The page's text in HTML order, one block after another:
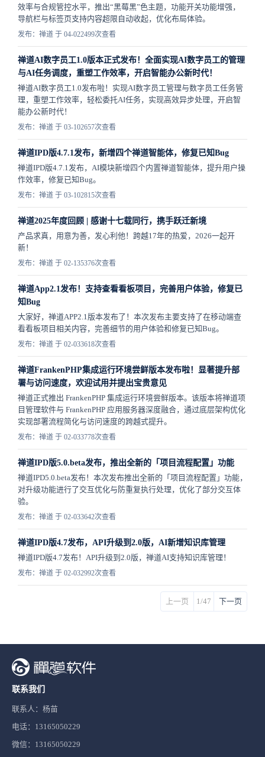
效率与合规管控水平，推出“黑莓黑”色主题，功能开关功能增强，
导航栏与标签页支持内容超限自动收起，优化布局体验。
发布：禅道 于 04-022499次查看
禅道AI数字员工1.0版本正式发布！全面实现AI数字员工的管理
与AI任务调度，重塑工作效率，开启智能办公新时代！
禅道AI数字员工1.0发布啦！实现AI数字员工管理与数字员工任务管
理，重塑工作效率，轻松委托AI任务，实现高效异步处理，开启智
能办公新时代！
发布：禅道 于 03-102657次查看
禅道IPD版4.7.1发布，新增四个禅道智能体，修复已知Bug
禅道IPD版4.7.1发布，AI模块新增四个内置禅道智能体，提升用户操
作效率，修复已知Bug。
发布：禅道 于 03-102815次查看
禅道2025年度回顾 | 感谢十七载同行，携手跃迁新境
产品求真，用意为善，发心利他！跨越17年的热爱，2026一起开
新！
发布：禅道 于 02-135376次查看
禅道App2.1发布！支持查看看板项目，完善用户体验，修复已
知Bug
大家好，禅道APP2.1版本发布了！本次发布主要支持了在移动端查
看看板项目相关内容，完善细节的用户体验和修复已知Bug。
发布：禅道 于 02-033618次查看
禅道FrankenPHP集成运行环境尝鲜版本发布啦！显著提升部
署与访问速度，欢迎试用并提出宝贵意见
禅道正式推出 FrankenPHP 集成运行环境尝鲜版本。该版本将禅道项
目管理软件与 FrankenPHP 应用服务器深度融合，通过底层架构优化
实现部署流程简化与访问速度的跨越式提升。
发布：禅道 于 02-033778次查看
禅道IPD版5.0.beta发布，推出全新的「项目流程配置」功能
禅道IPD5.0.beta发布！本次发布推出全新的「项目流程配置」功能，
对升级功能进行了交互优化与防重复执行处理，优化了部分交互体
验。
发布：禅道 于 02-033642次查看
禅道IPD版4.7发布，API升级到2.0版，AI新增知识库管理
禅道IPD版4.7发布！API升级到2.0版，禅道AI支持知识库管理！
发布：禅道 于 02-032992次查看
上一页 1/47 下一页
联系我们
联系人：杨苗
电话：13165050229
微信：13165050229